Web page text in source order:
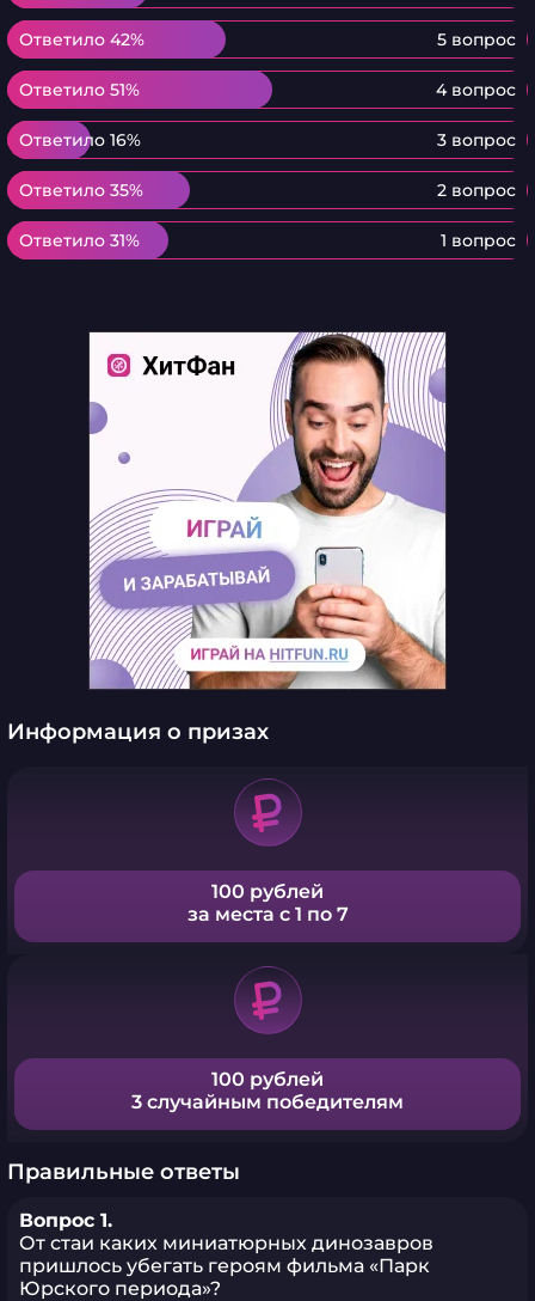
Ответило 42% 5 вопрос
Ответило 42%
Ответило 51% 4 вопрос
Ответило 51%
Ответило 16% 3 вопрос
Ответило 16%
Ответило 35% 2 вопрос
Ответило 35%
Ответило 31% 1 вопрос
Ответило 31%
Информация о призах
100 рублей
за места с 1 по 7
100 рублей
3 случайным победителям
Правильные ответы
Вопрос 1.
От стаи каких миниатюрных динозавров
пришлось убегать героям фильма «Парк
Юрского периода»?